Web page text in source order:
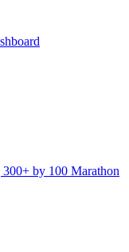
by 100 Marathon